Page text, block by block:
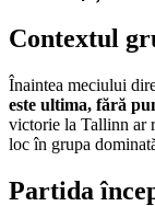
Contextul
Înaintea meciului
este ultima, fără
victorie la Tallinn ar
loc în grupa
Partida